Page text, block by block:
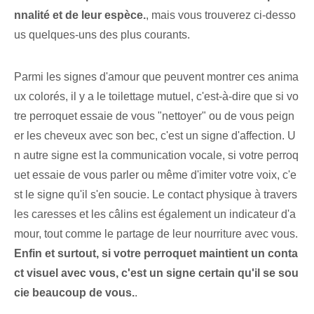
nnalité et de leur espèce., mais vous trouverez ci-desso
us quelques-uns des plus courants.
Parmi les signes d'amour que peuvent montrer ces anima
ux colorés, il y a le toilettage mutuel, c'est-à-dire que si vo
tre perroquet essaie de vous "nettoyer" ou de vous peign
er les cheveux avec son bec, c'est un signe d'affection. U
n autre signe est la communication vocale, si votre perroq
uet essaie de vous parler ou même d'imiter votre voix, c'e
st le signe qu'il s'en soucie. Le contact physique à travers
les caresses et les câlins est également un indicateur d'a
mour, tout comme le partage de leur nourriture avec vous.
Enfin et surtout, si votre perroquet maintient un conta
ct visuel avec vous, c'est un signe certain qu'il se sou
cie beaucoup de vous..